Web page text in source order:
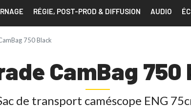
RÉGIE, POST-PROD & DIFFUSION AUDIO
750 Black
CamBag 750
de transport caméscope ENG